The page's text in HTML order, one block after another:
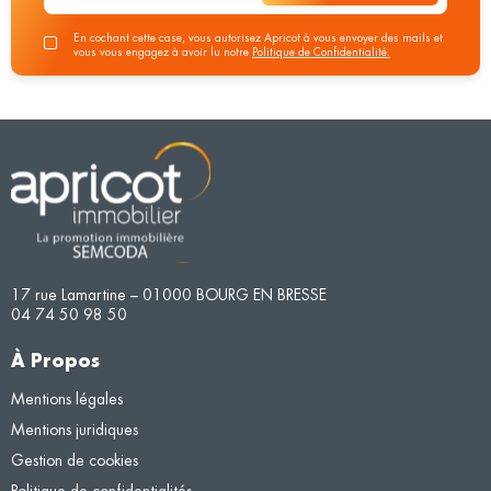
En cochant cette case, vous autorisez Apricot à vous envoyer des mails et
vous vous engagez à avoir lu notre Politique de Confidentialité.
17 rue Lamartine – 01000 BOURG EN BRESSE
04 74 50 98 50
À Propos
Mentions légales
Mentions juridiques
Gestion de cookies